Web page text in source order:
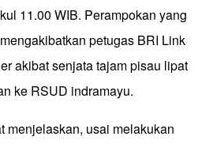
11.00 WIB. Perampokan yang
petugas BRI Link
akibat senjata tajam pisau lipat
ke RSUD indramayu.
menjelaskan, usai melakukan